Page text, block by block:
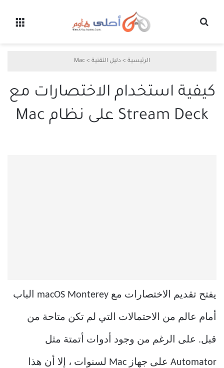
الرئيسية > دليل التقنية >
Mac
كيفية استخدام الاختصارات مع
Stream Deck على نظام Mac
يفتح تقديم الاختصارات مع macOS Monterey الباب
أمام عالم من الاحتمالات التي لم تكن متاحة من
قبل. على الرغم من وجود أدوات أتمتة مثل
Automator على جهاز Mac لسنوات ، إلا أن هذا